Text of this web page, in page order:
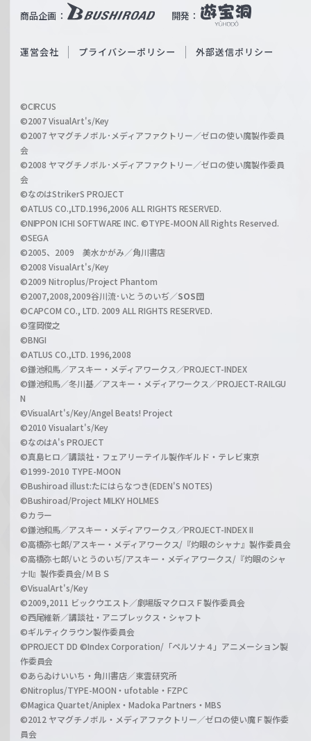
ß
c
a
r
z
商品企画： 開発：
b
O
i
l
h
a
n
l
運営会社 プライバシーポリシー 外部送信ポリシー
©CIRCUS
©2007 VisualArt's/Key
©2007 ヤマグチノボル･メディアファクトリー／ゼロの使い魔製作委員
会
©2008 ヤマグチノボル･メディアファクトリー／ゼロの使い魔製作委員
会
©なのはStrikerS PROJECT
©ATLUS CO.,LTD.1996,2006 ALL RIGHTS RESERVED.
©NIPPON ICHI SOFTWARE INC. ©TYPE-MOON All Rights Reserved.
©SEGA
©2005、2009 美水かがみ／角川書店
©2008 VisualArt's/Key
©2009 Nitroplus/Project Phantom
©2007,2008,2009谷川流･いとうのいぢ／SOS団
©CAPCOM CO., LTD. 2009 ALL RIGHTS RESERVED.
©窪岡俊之
©BNGI
©ATLUS CO.,LTD. 1996,2008
©鎌池和馬／アスキー・メディアワークス／PROJECT-INDEX
©鎌池和馬／冬川基／アスキー・メディアワークス／PROJECT-RAILGU
N
©VisualArt's/Key/Angel Beats! Project
©2010 Visualart's/Key
©なのはA's PROJECT
©真島ヒロ／講談社・フェアリーテイル製作ギルド・テレビ東京
©1999-2010 TYPE-MOON
©Bushiroad illust:たにはらなつき(EDEN'S NOTES)
©Bushiroad/Project MILKY HOLMES
©カラー
©鎌池和馬／アスキー・メディアワークス／PROJECT-INDEX II
©高橋弥七郎/アスキー・メディアワークス/『灼眼のシャナ』製作委員会
©高橋弥七郎/いとうのいぢ/アスキー・メディアワークス/『灼眼のシャ
ナII』製作委員会/ＭＢＳ
©VisualArt's/Key
©2009,2011 ビックウエスト／劇場版マクロスＦ製作委員会
©西尾維新／講談社・アニプレックス・シャフト
©ギルティクラウン製作委員会
©PROJECT DD ©Index Corporation/「ペルソナ４」アニメーション製
作委員会
©あらゐけいいち・角川書店／東雲研究所
©Nitroplus/TYPE-MOON・ufotable・FZPC
©Magica Quartet/Aniplex・Madoka Partners・MBS
©2012 ヤマグチノボル・メディアファクトリー／ゼロの使い魔Ｆ製作委
員会